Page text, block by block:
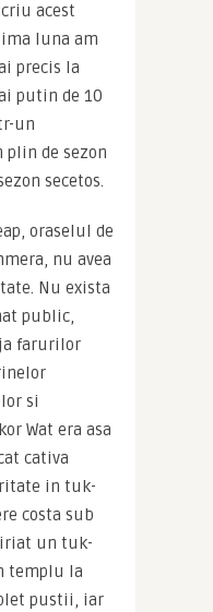
acest
luna am
precis la
putin de 10
un
plin de sezon
secetos.
oraselul de
nu avea
Nu exista
public,
farurilor
si
Wat era asa
cativa
in tuk-
costa sub
un tuk-
templu la
pustii, iar